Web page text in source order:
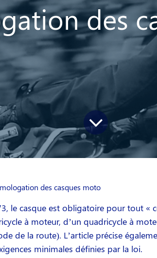
des
des casques moto
le casque est obligatoire pour tout «
à moteur, d’un quadricycle à
de la route). L’article précise
minimales définies par la loi.